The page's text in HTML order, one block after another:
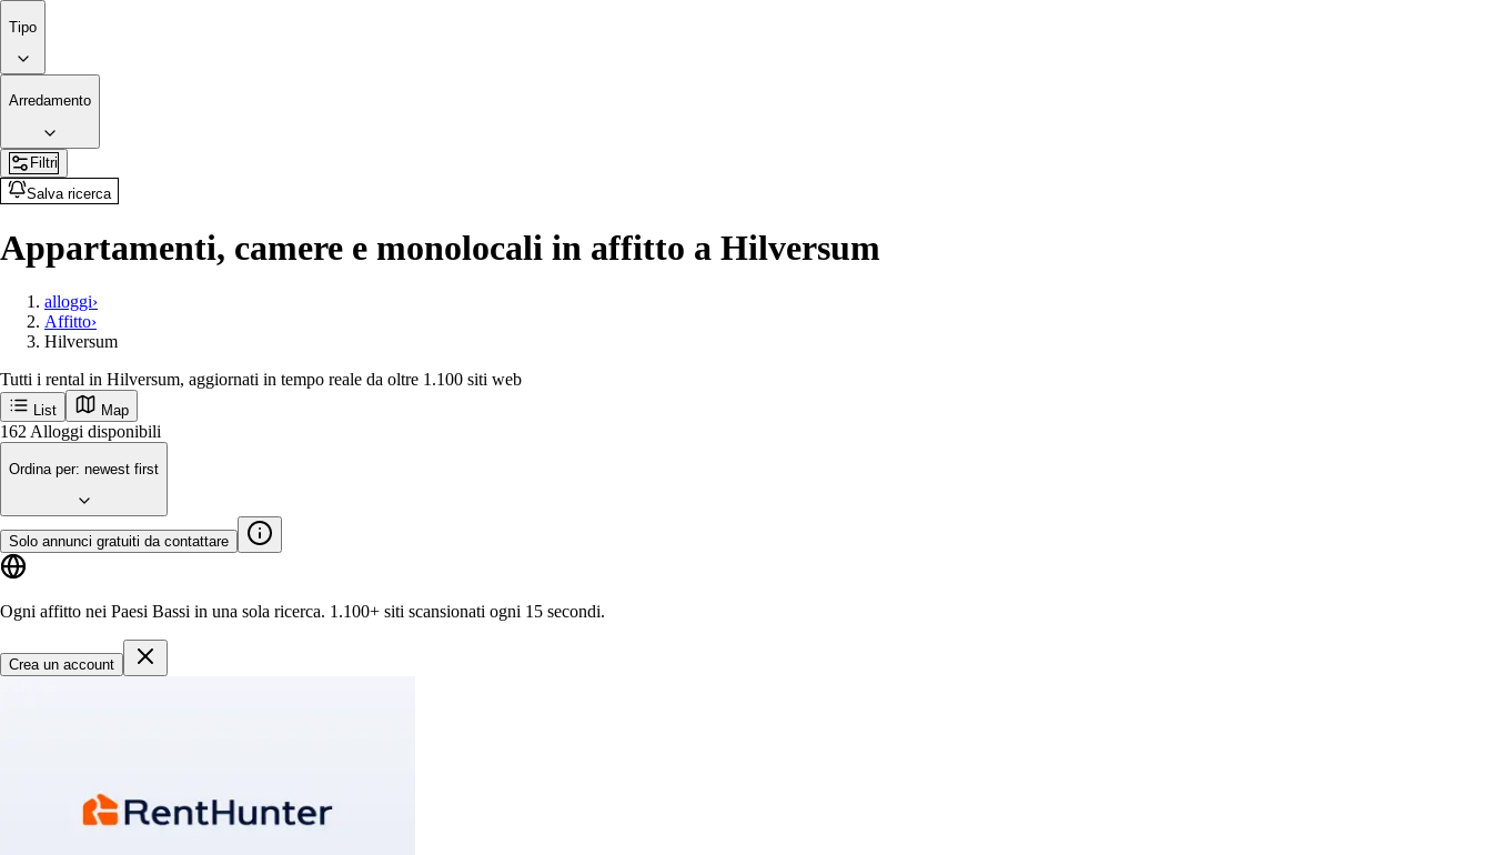
Tipo
Arredamento
Filtri
Salva ricerca
Appartamenti, camere e monolocali in affitto a Hilversum
alloggi›
Affitto›
Hilversum
Tutti i rental in Hilversum, aggiornati in tempo reale da oltre 1.100 siti web
List Map
Ricevi per primo le nuove inserzioni a Hilversum
Amsterdam Rotterdam